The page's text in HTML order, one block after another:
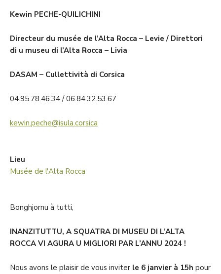
Kewin PECHE-QUILICHINI
Directeur du musée de l’Alta Rocca – Levie / Direttori
di u museu di l’Alta Rocca – Livia
DASAM – Cullettività di Corsica
04.95.78.46.34 / 06.84.32.53.67
kewin.peche@isula.corsica
Lieu
Musée de l'Alta Rocca
Bonghjornu à tutti,
INANZITUTTU, A SQUATRA DI MUSEU DI L’ALTA
ROCCA VI AGURA U MIGLIORI PAR L’ANNU 2024 !
Nous avons le plaisir de vous inviter le 6 janvier à 15h pour